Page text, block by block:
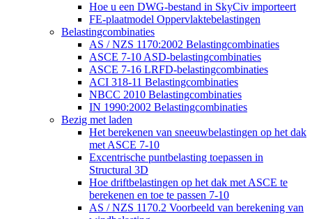
Hoe u een DWG-bestand in SkyCiv importeert
FE-plaatmodel Oppervlaktebelastingen
Belastingcombinaties
AS / NZS 1170:2002 Belastingcombinaties
ASCE 7-10 ASD-belastingcombinaties
ASCE 7-16 LRFD-belastingcombinaties
ACI 318-11 Belastingcombinaties
NBCC 2010 Belastingcombinaties
IN 1990:2002 Belastingcombinaties
Bezig met laden
Het berekenen van sneeuwbelastingen op het dak
met ASCE 7-10
Excentrische puntbelasting toepassen in
Structural 3D
Hoe driftbelastingen op het dak met ASCE te
berekenen en toe te passen 7-10
AS / NZS 1170.2 Voorbeeld van berekening van